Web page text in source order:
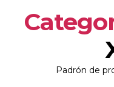
Padrón de